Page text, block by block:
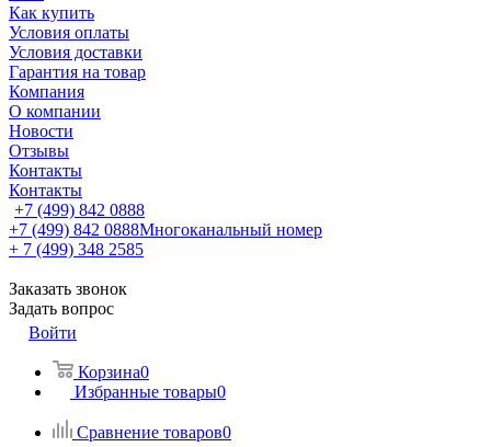
Как купить
Условия оплаты
Условия доставки
Гарантия на товар
Компания
О компании
Новости
Отзывы
Контакты
Контакты
+7 (499) 842 0888
+7 (499) 842 0888Многоканальный номер
+ 7 (499) 348 2585
Заказать звонок
Задать вопрос
Войти
Корзина0
Избранные товары0
Сравнение товаров0